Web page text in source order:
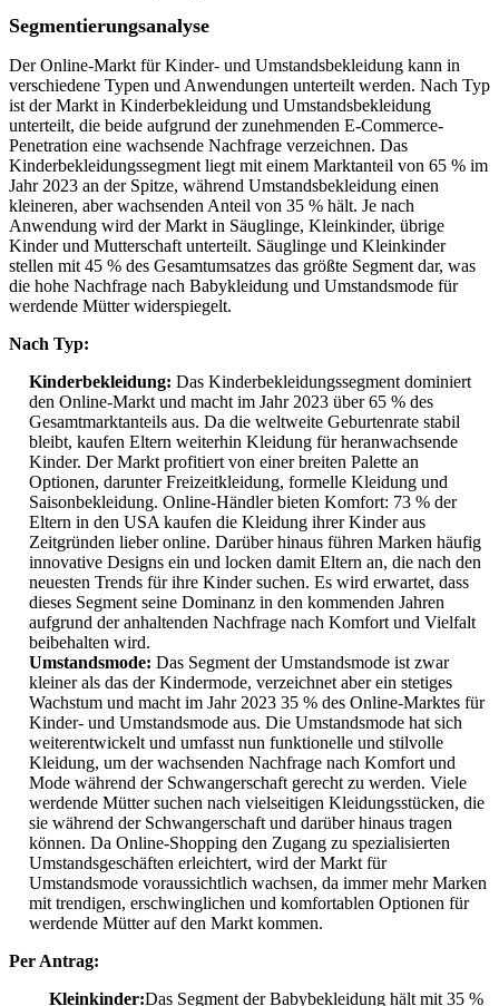
Segmentierungsanalyse
Der Online-Markt für Kinder- und Umstandsbekleidung kann in
verschiedene Typen und Anwendungen unterteilt werden. Nach Typ
ist der Markt in Kinderbekleidung und Umstandsbekleidung
unterteilt, die beide aufgrund der zunehmenden E-Commerce-
Penetration eine wachsende Nachfrage verzeichnen. Das
Kinderbekleidungssegment liegt mit einem Marktanteil von 65 % im
Jahr 2023 an der Spitze, während Umstandsbekleidung einen
kleineren, aber wachsenden Anteil von 35 % hält. Je nach
Anwendung wird der Markt in Säuglinge, Kleinkinder, übrige
Kinder und Mutterschaft unterteilt. Säuglinge und Kleinkinder
stellen mit 45 % des Gesamtumsatzes das größte Segment dar, was
die hohe Nachfrage nach Babykleidung und Umstandsmode für
werdende Mütter widerspiegelt.
Nach Typ:
Kinderbekleidung: Das Kinderbekleidungssegment dominiert
den Online-Markt und macht im Jahr 2023 über 65 % des
Gesamtmarktanteils aus. Da die weltweite Geburtenrate stabil
bleibt, kaufen Eltern weiterhin Kleidung für heranwachsende
Kinder. Der Markt profitiert von einer breiten Palette an
Optionen, darunter Freizeitkleidung, formelle Kleidung und
Saisonbekleidung. Online-Händler bieten Komfort: 73 % der
Eltern in den USA kaufen die Kleidung ihrer Kinder aus
Zeitgründen lieber online. Darüber hinaus führen Marken häufig
innovative Designs ein und locken damit Eltern an, die nach den
neuesten Trends für ihre Kinder suchen. Es wird erwartet, dass
dieses Segment seine Dominanz in den kommenden Jahren
aufgrund der anhaltenden Nachfrage nach Komfort und Vielfalt
beibehalten wird.
Umstandsmode: Das Segment der Umstandsmode ist zwar
kleiner als das der Kindermode, verzeichnet aber ein stetiges
Wachstum und macht im Jahr 2023 35 % des Online-Marktes für
Kinder- und Umstandsmode aus. Die Umstandsmode hat sich
weiterentwickelt und umfasst nun funktionelle und stilvolle
Kleidung, um der wachsenden Nachfrage nach Komfort und
Mode während der Schwangerschaft gerecht zu werden. Viele
werdende Mütter suchen nach vielseitigen Kleidungsstücken, die
sie während der Schwangerschaft und darüber hinaus tragen
können. Da Online-Shopping den Zugang zu spezialisierten
Umstandsgeschäften erleichtert, wird der Markt für
Umstandsmode voraussichtlich wachsen, da immer mehr Marken
mit trendigen, erschwinglichen und komfortablen Optionen für
werdende Mütter auf den Markt kommen.
Per Antrag:
Kleinkinder:Das Segment der Babybekleidung hält mit 35 %